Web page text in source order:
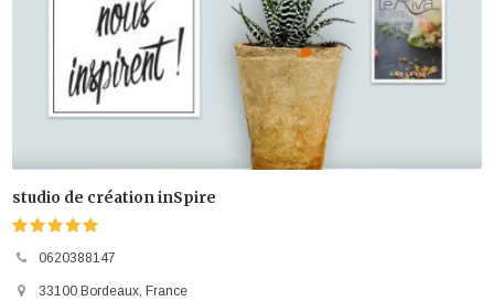
studio de création inSpire
0620388147
33100 Bordeaux, France